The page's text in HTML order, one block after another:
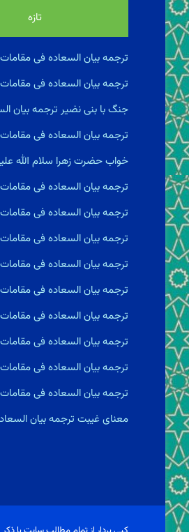
تازه
ترجمه بیان السعاده فى
ترجمه بیان السعاده فى
جنگ با بنى نضير ترجمه بیان
ترجمه بیان السعاده فى
خواب حضرت زهرا سلام الله
ترجمه بیان السعاده فى
ترجمه بیان السعاده فى
ترجمه بیان السعاده فى
ترجمه بیان السعاده فى
ترجمه بیان السعاده فى
ترجمه بیان السعاده فى
ترجمه بیان السعاده فى
ترجمه بیان السعاده فى
ترجمه بیان السعاده فى
معناى غيبت ترجمه بیان